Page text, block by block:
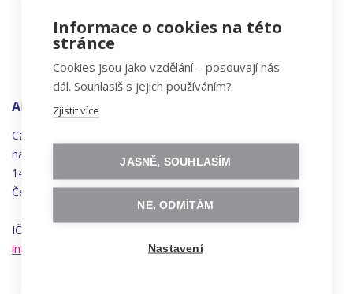
ADRESA
Czechitas, z.ú.
náměstí
Synků 1748/17
140 00 Praha 4 - Nusle
Česká republika
IČO 22834958 | DIČ CZ22834958
info@czechitas.cz
Informace o cookies na této
stránce
Cookies jsou jako vzdělání – posouvají nás
dál. Souhlasíš s jejich používáním?
Zjistit více
JASNĚ, SOUHLASÍM
NE, ODMÍTÁM
Nastavení